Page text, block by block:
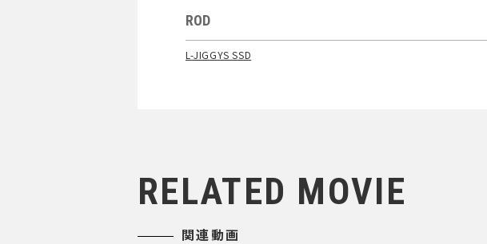
ROD
L-JIGGYS SSD
RELATED MOVIE
関連動画